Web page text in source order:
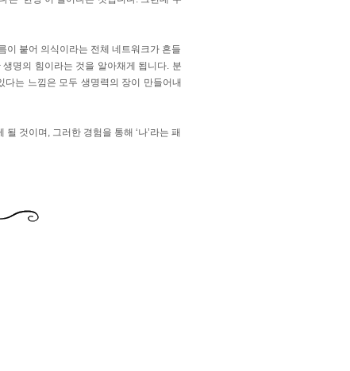
이 붙어 의식이라는 전체 네트워크가 흔들
명의 힘이라는 것을 알아채게 됩니다. 분
다는 느낌은 모두 생명력의 장이 만들어내
것이며, 그러한 경험을 통해 ‘나’라는 패